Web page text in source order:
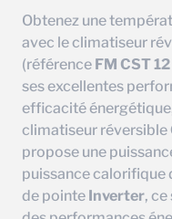
Obtenez une
avec le climatiseur
(référence FM CST
ses excellentes
efficacité
climatiseur réversible
propose une
puissance calorifique
de pointe Inverter,